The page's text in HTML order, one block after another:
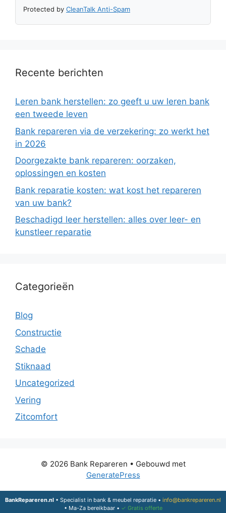
Protected by CleanTalk Anti-Spam
Recente berichten
Leren bank herstellen: zo geeft u uw leren bank
een tweede leven
Bank repareren via de verzekering: zo werkt het
in 2026
Doorgezakte bank repareren: oorzaken,
oplossingen en kosten
Bank reparatie kosten: wat kost het repareren
van uw bank?
Beschadigd leer herstellen: alles over leer- en
kunstleer reparatie
Categorieën
Blog
Constructie
Schade
Stiknaad
Uncategorized
Vering
Zitcomfort
© 2026 Bank Repareren • Gebouwd met
GeneratePress
BankRepareren.nl • Specialist in bank & meubel reparatie • info@bankrepareren.nl
• Ma-Za bereikbaar • ✓ Gratis offerte